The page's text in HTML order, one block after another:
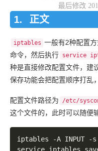
最后修改
正文
iptables 一般有2种配置
命令，然后执行 service
种是直接修改配置文件，建
保存功能会把配置顺序打乱
配置文件路径为 /etc/
这个文件的，此时可以随便
iptables -A INPUT -s